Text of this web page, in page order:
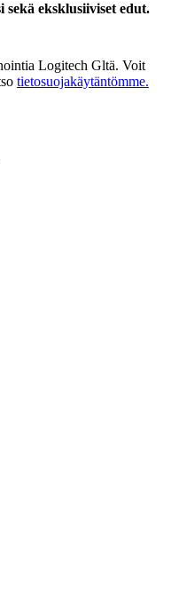
eksklusiiviset edut.
Logitech Gltä. Voit
tietosuojakäytäntömme.